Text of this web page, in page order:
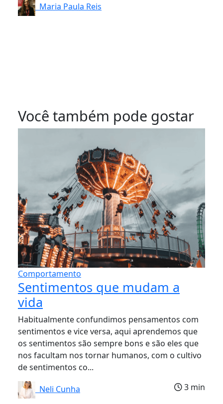
Maria Paula Reis
Você também pode gostar
Comportamento
Sentimentos que mudam a
vida
Habitualmente confundimos pensamentos com
sentimentos e vice versa, aqui aprendemos que
os sentimentos são sempre bons e são eles que
nos facultam nos tornar humanos, com o cultivo
de sentimentos co...
Neli Cunha
3 min